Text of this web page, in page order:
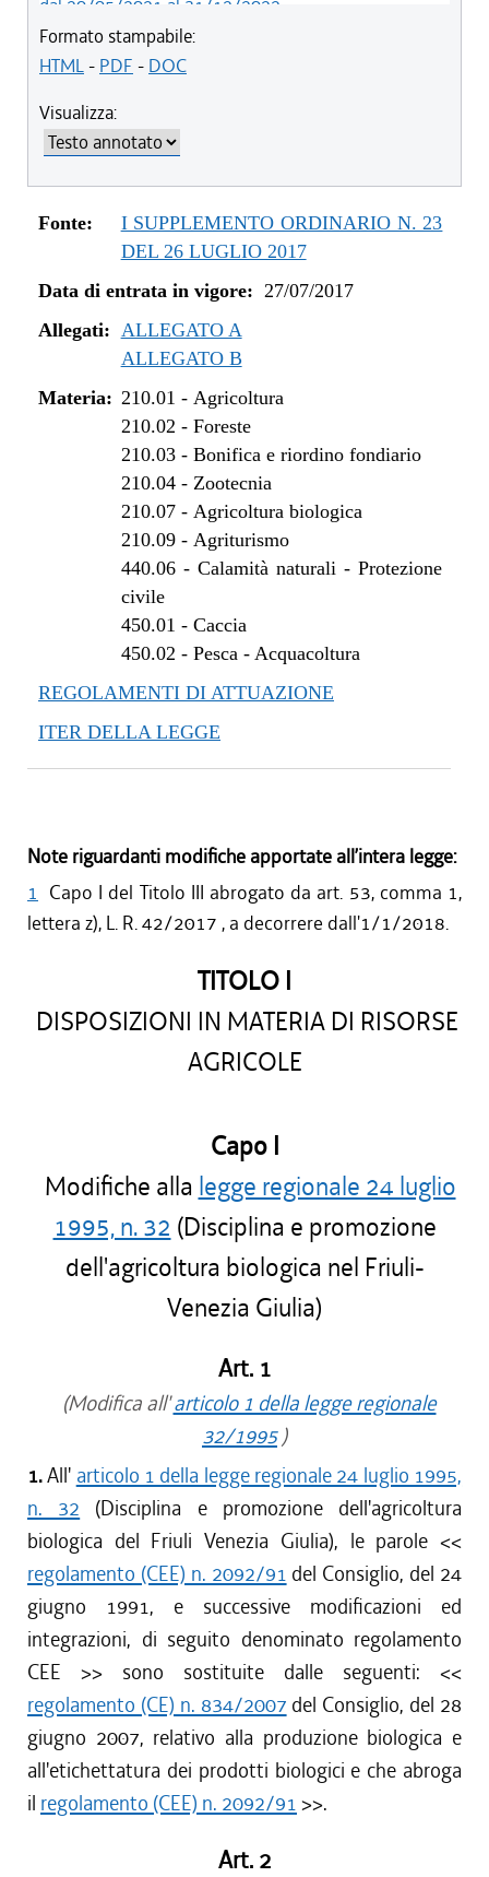
dal 20/05/2021 al 31/12/2022
dal 12/11/2020 al 19/05/2021
dal 29/03/2018 al 11/11/2020
dal 01/01/2018 al 04/01/2018
dal 27/07/2017 al 31/12/2017
Formato stampabile:
HTML- PDF - DOC
Visualizza:
Fonte:
I SUPPLEMENTO ORDINARIO N. 23
DEL 26 LUGLIO 2017
Data di entrata in vigore: 27/07/2017
Allegati: ALLEGATO A
ALLEGATO B
Materia: 210.01 - Agricoltura
210.02 - Foreste
210.03- Bonifica e riordino fondiario
210.04- Zootecnia
210.07- Agricoltura biologica
210.09- Agriturismo
440.06- Calamità naturali - Protezione
civile
450.01 - Caccia
450.02 - Pesca - Acquacoltura
REGOLAMENTI DI ATTUAZIONE
ITER DELLA LEGGE
Note riguardanti modifiche apportate all’intera legge:
1 Capo I del Titolo III abrogato da art. 53, comma 1,
lettera z), L. R. 42/2017 , a decorrere dall'1/1/2018.
TITOLO I
DISPOSIZIONI IN MATERIA DI RISORSE
AGRICOLE
Capo I
Modifiche alla legge regionale 24 luglio
1995, n. 32 (Disciplina e promozione
dell'agricoltura biologica nel Friuli-
Venezia Giulia)
Art. 1
(Modifica all'articolo 1 della legge regionale
32/1995)
1.All' articolo 1 della legge regionale 24 luglio 1995,
n. 32 (Disciplina e promozione dell'agricoltura
biologica del Friuli Venezia Giulia), le parole <<
regolamento (CEE) n. 2092/91 del Consiglio, del 24
giugno 1991, e successive modificazioni ed
integrazioni, di seguito denominato regolamento
CEE >> sono sostituite dalle seguenti: <<
regolamento (CE) n. 834/2007 del Consiglio, del 28
giugno 2007, relativo alla produzione biologica e
all'etichettatura dei prodotti biologici e che abroga
il regolamento (CEE) n. 2092/91 >>.
Art. 2